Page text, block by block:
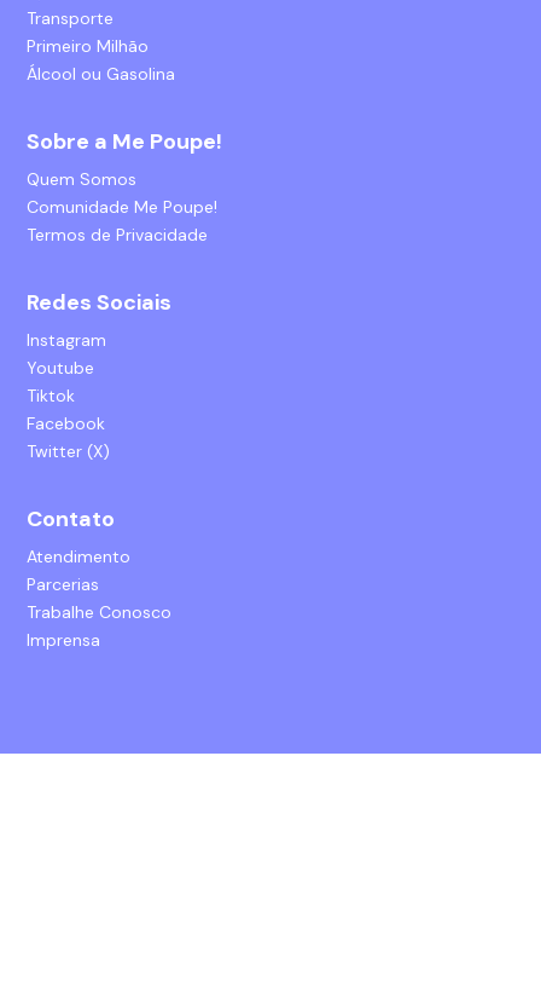
Transporte
Primeiro Milhão
Álcool ou Gasolina
Sobre a Me Poupe!
Quem Somos
Comunidade Me Poupe!
Termos de Privacidade
Redes Sociais
Instagram
Youtube
Tiktok
Facebook
Twitter (X)
Contato
Atendimento
Parcerias
Trabalhe Conosco
Imprensa